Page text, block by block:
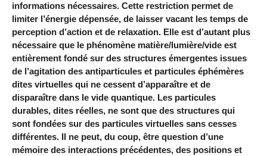
informations nécessaires. Cette restriction permet de
limiter l’énergie dépensée, de laisser vacant les temps de
perception d’action et de relaxation. Elle est d’autant plus
nécessaire que le phénomène matière/lumière/vide est
entièrement fondé sur des structures émergentes issues
de l’agitation des antiparticules et particules éphémères
dites virtuelles qui ne cessent d’apparaître et de
disparaître dans le vide quantique. Les particules
durables, dites réelles, ne sont que des structures qui
sont fondées sur des particules virtuelles sans cesses
différentes. Il ne peut, du coup, être question d’une
mémoire des interactions précédentes, des positions et